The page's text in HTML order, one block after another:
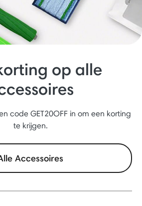
op alle
code GET20OFF in om een korting
te krijgen.
Accessoires